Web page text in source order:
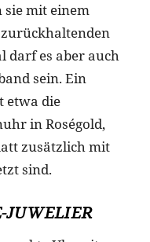
sie mit einem
darf es aber auch
sein. Ein
etwa die
in Roségold,
zusätzlich mit
sind.
JUWELIER